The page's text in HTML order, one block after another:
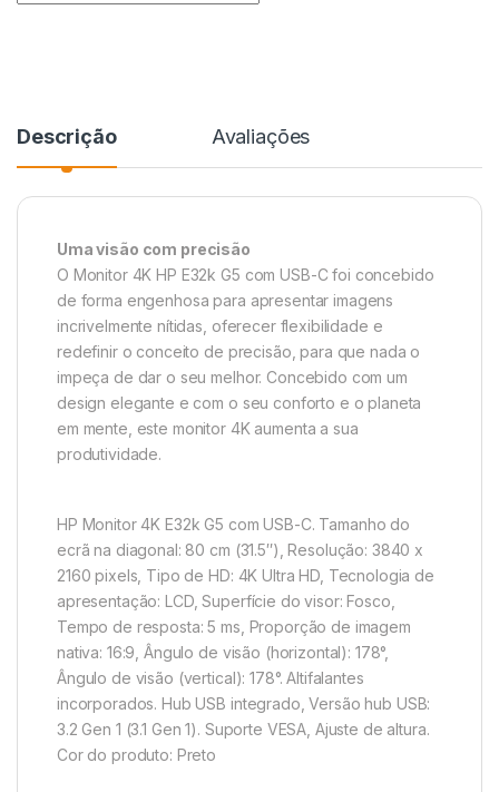
Descrição Avaliações
Uma visão com precisão
O Monitor 4K HP E32k G5 com USB-C foi concebido
de forma engenhosa para apresentar imagens
incrivelmente nítidas, oferecer flexibilidade e
redefinir o conceito de precisão, para que nada o
impeça de dar o seu melhor. Concebido com um
design elegante e com o seu conforto e o planeta
em mente, este monitor 4K aumenta a sua
produtividade.
HP Monitor 4K E32k G5 com USB-C. Tamanho do
ecrã na diagonal: 80 cm (31.5″), Resolução: 3840 x
2160 pixels, Tipo de HD: 4K Ultra HD, Tecnologia de
apresentação: LCD, Superfície do visor: Fosco,
Tempo de resposta: 5 ms, Proporção de imagem
nativa: 16:9, Ângulo de visão (horizontal): 178°,
Ângulo de visão (vertical): 178°. Altifalantes
incorporados. Hub USB integrado, Versão hub USB:
3.2 Gen 1 (3.1 Gen 1). Suporte VESA, Ajuste de altura.
Cor do produto: Preto